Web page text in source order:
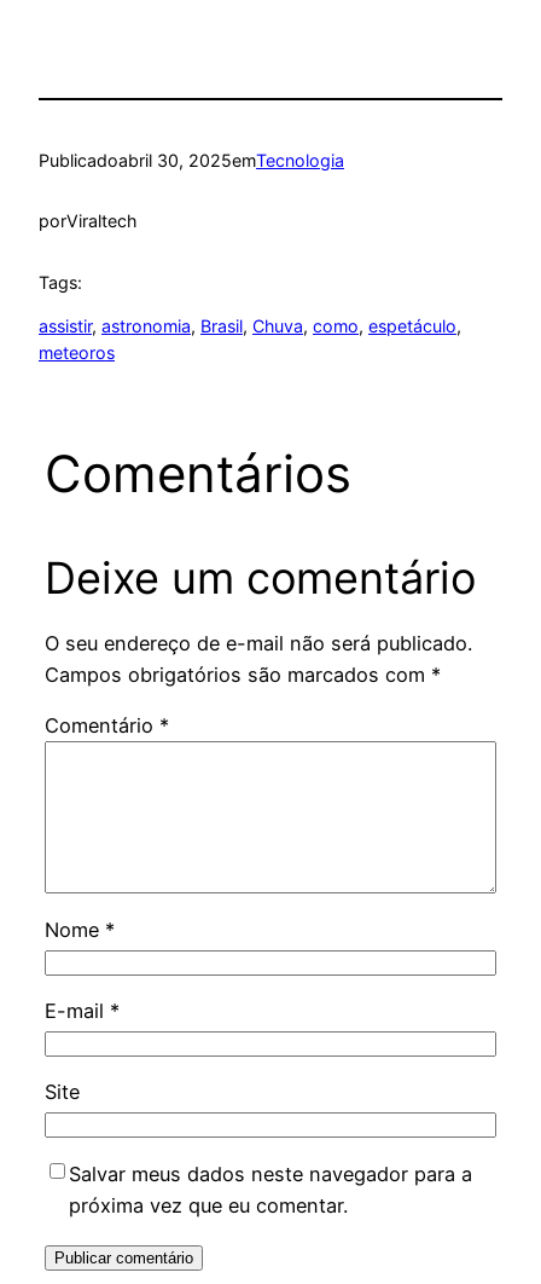
Publicadoabril 30, 2025emTecnologia
porViraltech
Tags:
assistir, astronomia, Brasil, Chuva, como, espetáculo
meteoros
Comentários
Deixe um comentário
O seu endereço de e-mail não será publicado.
Campos obrigatórios são marcados com *
Comentário *
Nome *
E-mail *
Site
Salvar meus dados neste navegador para a
próxima vez que eu comentar.